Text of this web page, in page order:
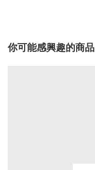
你可能感興趣的商品